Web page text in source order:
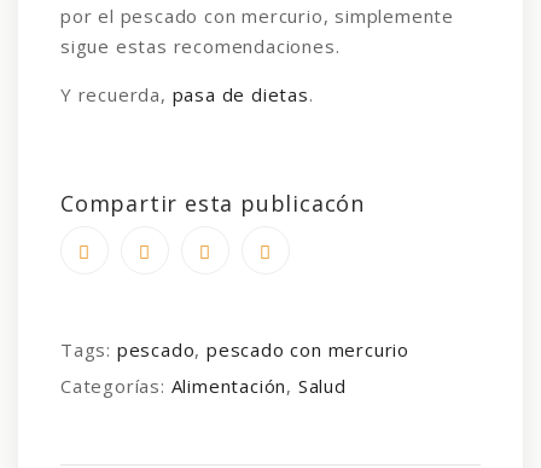
por el pescado con mercurio, simplemente
sigue estas recomendaciones.
Y recuerda, pasa de dietas.
Compartir esta publicacón
Tags: pescado,pescado con mercurio
Categorías: Alimentación, Salud